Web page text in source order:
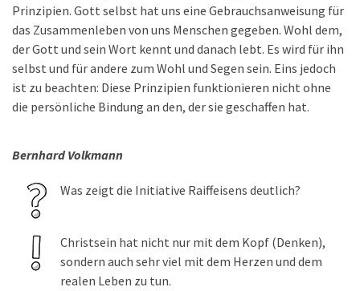
Prinzipien. Gott selbst hat uns eine Gebrauchsanweisung für
das Zusammenleben von uns Menschen gegeben. Wohl dem,
der Gott und sein Wort kennt und danach lebt. Es wird für ihn
selbst und für andere zum Wohl und Segen sein. Eins jedoch
ist zu beachten: Diese Prinzipien funktionieren nicht ohne
die persönliche Bindung an den, der sie geschaffen hat.
Bernhard Volkmann
Was zeigt die Initiative Raiffeisens deutlich?
Christsein hat nicht nur mit dem Kopf (Denken),
sondern auch sehr viel mit dem Herzen und dem
realen Leben zu tun.